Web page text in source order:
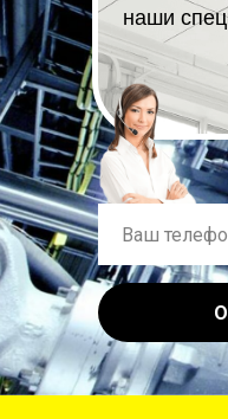
наши